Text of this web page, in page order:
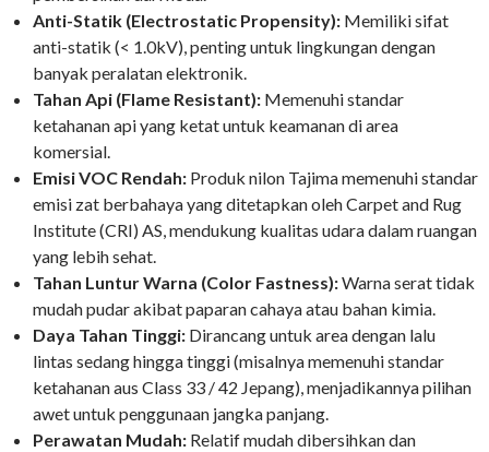
Anti-Statik (Electrostatic Propensity): Memiliki sifat
anti-statik (< 1.0kV), penting untuk lingkungan dengan
banyak peralatan elektronik.
Tahan Api (Flame Resistant): Memenuhi standar
ketahanan api yang ketat untuk keamanan di area
komersial.
Emisi VOC Rendah: Produk nilon Tajima memenuhi standar
emisi zat berbahaya yang ditetapkan oleh Carpet and Rug
Institute (CRI) AS, mendukung kualitas udara dalam ruangan
yang lebih sehat.
Tahan Luntur Warna (Color Fastness):Warna serat tidak
mudah pudar akibat paparan cahaya atau bahan kimia.
Daya Tahan Tinggi: Dirancang untuk area dengan lalu
lintas sedang hingga tinggi (misalnya memenuhi standar
ketahanan aus Class 33 / 42 Jepang), menjadikannya pilihan
awet untuk penggunaan jangka panjang.
Perawatan Mudah: Relatif mudah dibersihkan dan